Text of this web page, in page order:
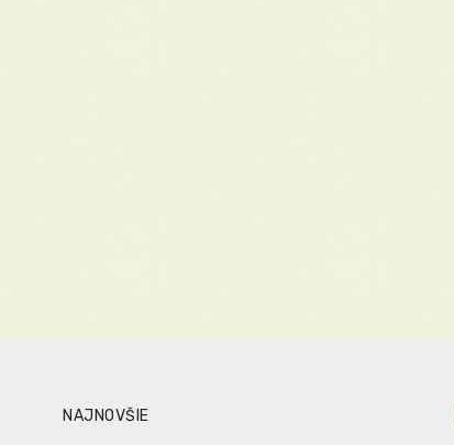
NAJNOVŠIE